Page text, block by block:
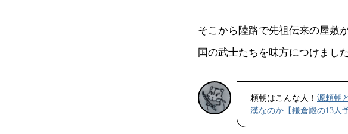
そこから陸路で先祖伝来の屋敷
国の武士たちを味方につけまし
頼朝はこんな人！ 源頼朝
漢なのか【鎌倉殿の13人